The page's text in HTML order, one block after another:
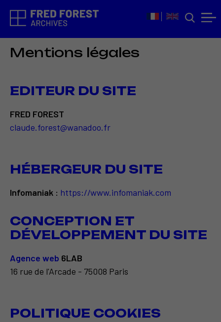
Mentions légales
EDITEUR DU SITE
FRED FOREST
claude.forest@wanadoo.fr
HÉBERGEUR DU SITE
Infomaniak : https://www.infomaniak.com
CONCEPTION ET
DÉVELOPPEMENT DU SITE
Agence web 6LAB
16 rue de l'Arcade - 75008 Paris
POLITIQUE COOKIES